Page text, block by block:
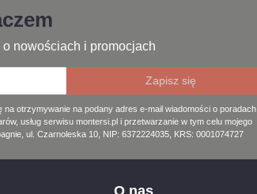
nowościach i promocjach
otrzymywanie na podany adres e-mail wiadomości o poradach
usług serwisu montersi.pl i przetwarzanie w tym celu mojego
ul. Czarnoleska 10, NIP: 6372224035, KRS: 0001074727